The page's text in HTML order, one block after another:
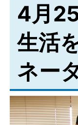
4月
生活
ネー